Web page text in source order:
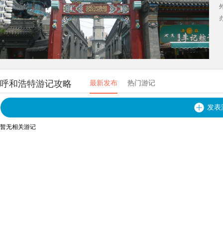
呼和浩特游记攻略 最新发布 热门游记
发表
暂无相关游记